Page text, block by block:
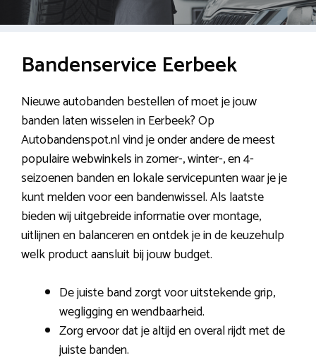
Bandenservice Eerbeek
Nieuwe autobanden bestellen of moet je jouw
banden laten wisselen in Eerbeek? Op
Autobandenspot.nl vind je onder andere de meest
populaire webwinkels in zomer-, winter-, en 4-
seizoenen banden en lokale servicepunten waar je je
kunt melden voor een bandenwissel. Als laatste
bieden wij uitgebreide informatie over montage,
uitlijnen en balanceren en ontdek je in de keuzehulp
welk product aansluit bij jouw budget.
De juiste band zorgt voor uitstekende grip,
wegligging en wendbaarheid.
Zorg ervoor dat je altijd en overal rijdt met de
juiste banden.